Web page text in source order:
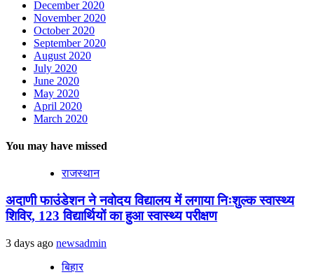
December 2020
November 2020
October 2020
September 2020
August 2020
July 2020
June 2020
May 2020
April 2020
March 2020
You may have missed
राजस्थान
अदाणी फाउंडेशन ने नवोदय विद्यालय में लगाया निःशुल्क स्वास्थ्य
शिविर, 123 विद्यार्थियों का हुआ स्वास्थ्य परीक्षण
3 days ago newsadmin
बिहार